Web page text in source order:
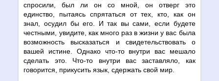
спросили, был ли он со мной, он отверг это
единство, пытаясь спрятаться от тех, кто, как он
знал, осудил бы его. И так вы сами, если будете
честными, увидите, как много раз в жизни у вас была
возможность высказаться и свидетельствовать о
вашей истине. Однако что-то внутри вас мешало
сделать это. Что-то внутри вас заставляло, как
говорится, прикусить язык, сдержать свой мир.